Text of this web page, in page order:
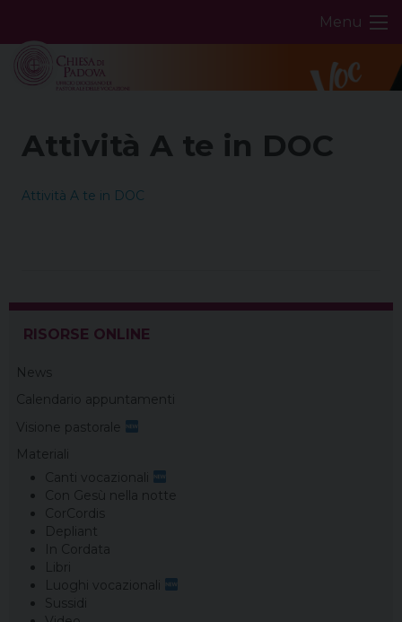
content
Menu
Attività A te in DOC
Attività A te in DOC
RISORSE ONLINE
News
Calendario appuntamenti
Visione pastorale
Materiali
Canti vocazionali
Con Gesù nella notte
CorCordis
Depliant
In Cordata
Libri
Luoghi vocazionali
Sussidi